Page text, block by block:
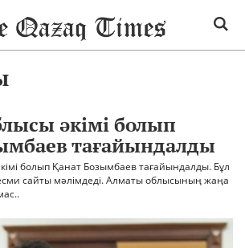
әкімі болып
тағайындалды
болып Қанат Бозымбаев тағайындалды. Бұл
сайты мәлімдеді. Алматы облысының жаңа